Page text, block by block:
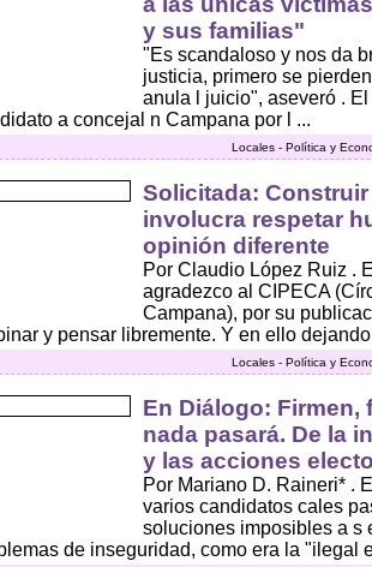
y sus familias"
"Es scandaloso y nos da
justicia, primero se
anula l juicio", aseveró .
a concejal n Campana por l ...
Locales - Política y
Solicitada:
involucra respetar
opinión diferente
Por Claudio López Ruiz .
agradezco al CIPECA
Campana), por su
y pensar libremente. Y en ello
Locales - Política y
En Diálogo: Firmen,
nada pasará. De la
y las acciones
Por Mariano D. Raineri* .
varios candidatos cales
soluciones imposibles a s
de inseguridad, como era la "ilegal